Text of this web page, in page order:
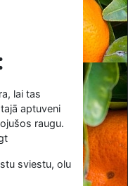
lai tas
aptuveni
raugu.
sviestu, olu